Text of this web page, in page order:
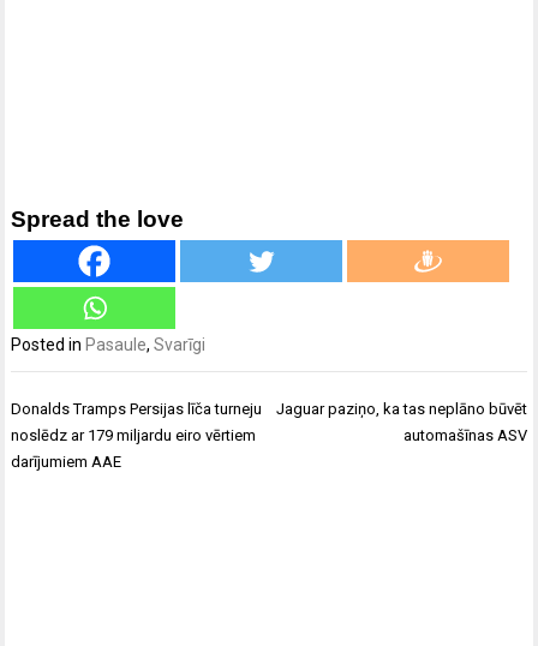
Spread the love
Posted in Pasaule,Svarīgi
Ziņu
izvēlne
Donalds Tramps Persijas līča turneju
noslēdz ar 179 miljardu eiro vērtiem
darījumiem AAE
Jaguar paziņo, ka tas neplāno būvēt
automašīnas ASV